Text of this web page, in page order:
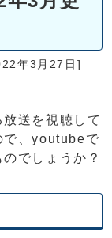
年3月27日]
送を視聴して
で、youtubeで
でしょうか？